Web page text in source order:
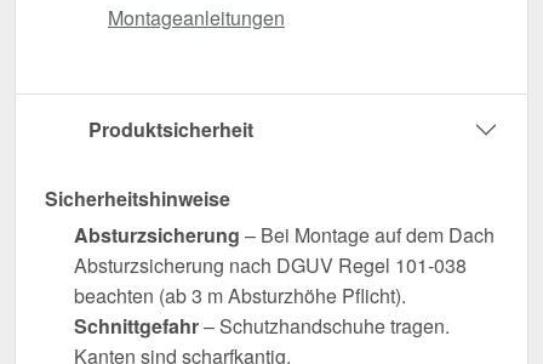
Montageanleitungen
Produktsicherheit
Sicherheitshinweise
Absturzsicherung – Bei Montage auf dem Dach
Absturzsicherung nach DGUV Regel 101-038
beachten (ab 3 m Absturzhöhe Pflicht).
Schnittgefahr– Schutzhandschuhe tragen.
Kanten sind scharfkantig.